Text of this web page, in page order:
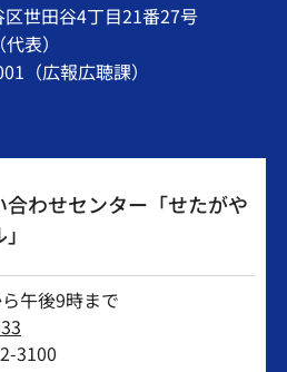
世田谷4丁目21番27号
（代表）
（広報広聴課）
合わせセンター「せたがや
午後9時まで
3100